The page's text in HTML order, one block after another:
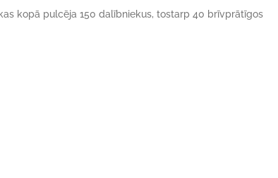
kopā pulcēja 150 dalībniekus, tostarp 40 brīvprātīgos